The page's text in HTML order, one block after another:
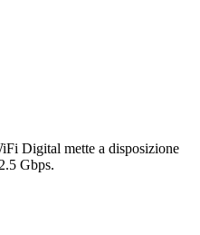
Digital mette a disposizione
Gbps.